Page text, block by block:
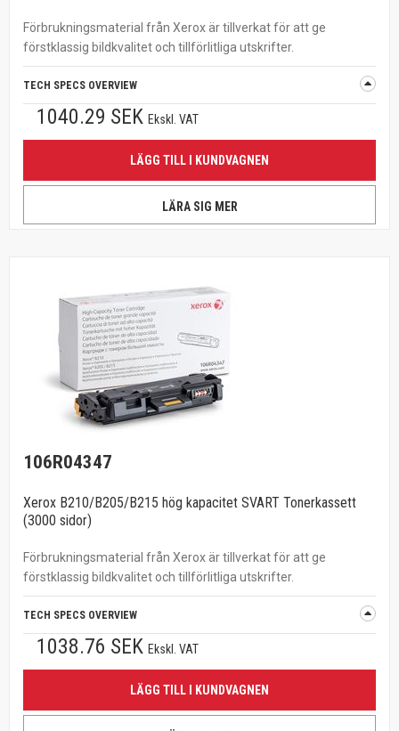
Förbrukningsmaterial från Xerox är tillverkat för att ge
förstklassig bildkvalitet och tillförlitliga utskrifter.
TECH SPECS OVERVIEW
1040.29 SEK Ekskl. VAT
LÄGG TILL I KUNDVAGNEN
LÄRA SIG MER
106R04347
Xerox B210/B205/B215 hög kapacitet SVART Tonerkassett
(3000 sidor)
Förbrukningsmaterial från Xerox är tillverkat för att ge
förstklassig bildkvalitet och tillförlitliga utskrifter.
TECH SPECS OVERVIEW
1038.76 SEK Ekskl. VAT
LÄGG TILL I KUNDVAGNEN